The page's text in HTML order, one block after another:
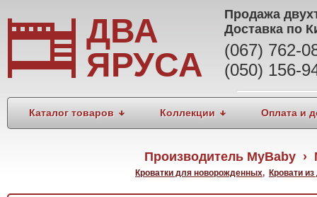
ДВА
ЯРУСА
Продажа
Доставка по
(067) 762-
(050) 156-
Каталог товаров Коллекции Оплата и
Производитель MyBaby ›
Кроватки для новорожденных, Кровати